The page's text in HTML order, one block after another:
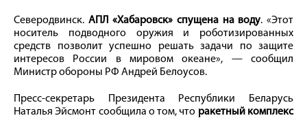
Северодвинск. АПЛ «Хабаровск» спущена на воду. «Этот
носитель подводного оружия и роботизированных
средств позволит успешно решать задачи по защите
интересов России в мировом океане», — сообщил
Министр обороны РФ Андрей Белоусов.
Пресс-секретарь Президента Республики Беларусь
Наталья Эйсмонт сообщила о том, что ракетный комплекс